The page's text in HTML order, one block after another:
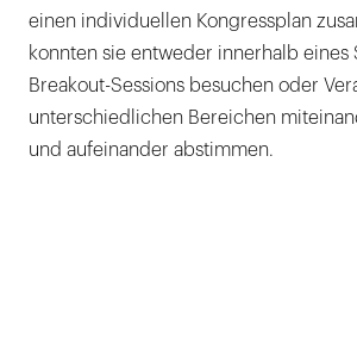
einen individuellen Kongressplan
konnten sie entweder innerhalb eines
Breakout-Sessions besuchen oder
unterschiedlichen Bereichen
und aufeinander abstimmen.